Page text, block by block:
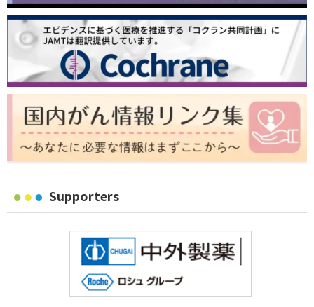
Supporters